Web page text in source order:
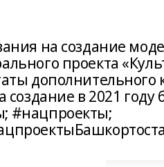
на создание
проекта
дополнительного
в 2021 году
#нацпроекты;